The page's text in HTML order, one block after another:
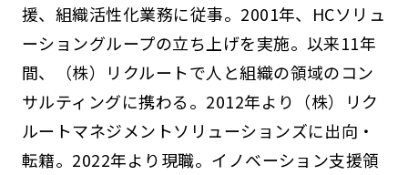
援、組織活性化業務に従事。2001年、HCソリュ
ーショングループの立ち上げを実施。以来11年
間、（株）リクルートで人と組織の領域のコン
サルティングに携わる。2012年より（株）リク
ルートマネジメントソリューションズに出向・
転籍。2022年より現職。イノベーション支援領